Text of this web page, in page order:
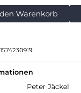
Warenkorb
Peter Jäckel